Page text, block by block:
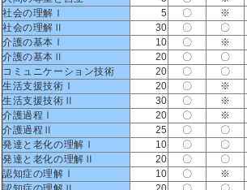
社会の理解Ⅰ 5 〇 ※
社会の理解Ⅱ
30 〇 〇
介護の基本Ⅰ
10 〇 ※
介護の基本Ⅱ
20 〇 〇
コミュニケーション技術
20 〇 〇
生活支援技術Ⅰ
20 〇 ※
生活支援技術Ⅱ
30 〇 ※
介護過程Ⅰ
20 〇 ※
介護過程Ⅱ
25 〇 〇
発達と老化の理解Ⅰ
10 〇 〇
発達と老化の理解Ⅱ
20 〇 〇
認知症の理解Ⅰ
10 〇 ※